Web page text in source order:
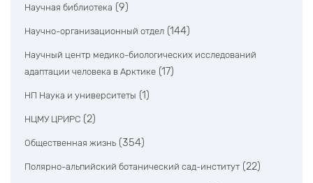
Научная библиотека (9)
Научно-организационный отдел (144)
Научный центр медико-биологических исследований
адаптации человека в Арктике (17)
НП Наука и университеты (1)
НЦМУ ЦРИРС (2)
Общественная жизнь (354)
Полярно-альпийский ботанический сад-институт (22)